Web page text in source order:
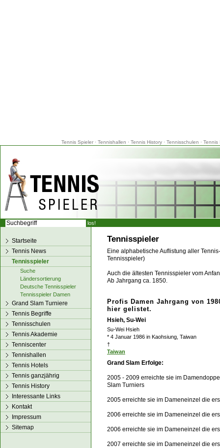
Tennis Spieler· Tennishallen · Tennis History· Tennisschulen · Tennis
Tennisspieler
Eine alphabetische Auflistung aller
Tennisspieler)
Auch die ältesten Tennisspieler vom
Ab Jahrgang ca. 1850.
Profis Damen Jahrgang von
hier gelistet.
Hsieh, Su-Wei
Su-Wei Hsieh
* 4 Januar 1986 in Kaohsiung, Taiwan
†
Taiwan
Grand Slam Erfolge:
2005 - 2009 erreichte sie im
Slam Turniers
2005 erreichte sie im Dameneinzel die
2006 erreichte sie im Dameneinzel die
2006 erreichte sie im Dameneinzel die
2007 erreichte sie im Dameneinzel die
Startseite
Tennis News
Tennisspieler
Suche
Ländersortierung
Deutsche Tennisspieler
Tennisspieler Damen
Grand Slam Turniere
Tennis Begriffe
Tennisschulen
Tennis Akademie
Tenniscenter
Tennishallen
Tennis Hotels
Tennis ganzjährig
Tennis History
Interessante Links
Kontakt
Impressum
Sitemap
los!